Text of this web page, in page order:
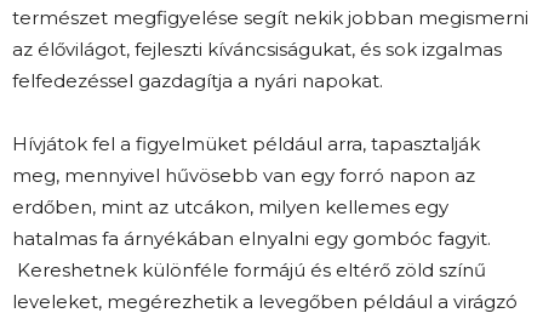
természet megfigyelése segít nekik jobban megismerni
az élővilágot, fejleszti kíváncsiságukat, és sok izgalmas
felfedezéssel gazdagítja a nyári napokat.
Hívjátok fel a figyelmüket például arra, tapasztalják
meg, mennyivel hűvösebb van egy forró napon az
erdőben, mint az utcákon, milyen kellemes egy
hatalmas fa árnyékában elnyalni egy gombóc fagyit.
Kereshetnek különféle formájú és eltérő zöld színű
leveleket, megérezhetik a levegőben például a virágzó